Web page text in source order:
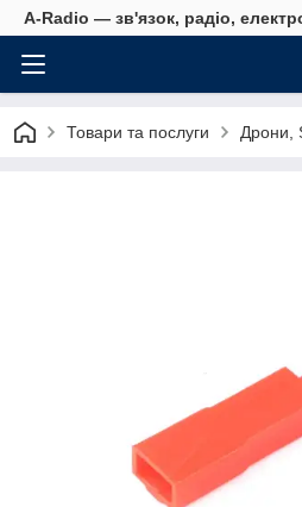
A-Radio — зв'язок, радіо,
Товари та послуги Дрони,